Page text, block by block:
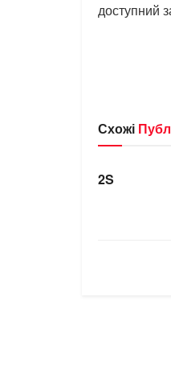
доступний
Схожі
БРЕНДИ
2S